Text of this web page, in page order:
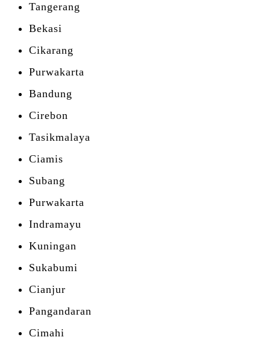
Tangerang
Bekasi
Cikarang
Purwakarta
Bandung
Cirebon
Tasikmalaya
Ciamis
Subang
Purwakarta
Indramayu
Kuningan
Sukabumi
Cianjur
Pangandaran
Cimahi